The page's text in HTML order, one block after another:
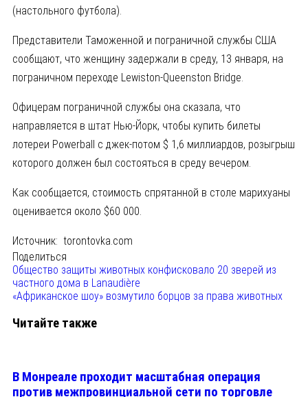
(настольного футбола).
Представители Таможенной и пограничной службы США
сообщают, что женщину задержали в среду, 13 января, на
пограничном переходе Lewiston-Queenston Bridge.
Офицерам пограничной службы она сказала, что
направляется в штат Нью-Йорк, чтобы купить билеты
лотереи Powerball с джек-потом $ 1,6 миллиардов, розыгрыш
которого должен был состояться в среду вечером.
Как сообщается, стоимость спрятанной в столе марихуаны
оценивается около $60 000.
Источник: torontovka.com
Поделиться
Общество защиты животных конфисковало 20 зверей из
частного дома в Lanaudière
«Африканское шоу» возмутило борцов за права животных
Читайте также
В Монреале проходит масштабная операция
против межпровинциальной сети по торговле